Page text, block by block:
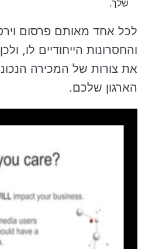
שלך.
לכל אחד מאותם פרסום
והחסרונות הייחודיים לו,
את צורות של המכירה
הארגון שלכם.